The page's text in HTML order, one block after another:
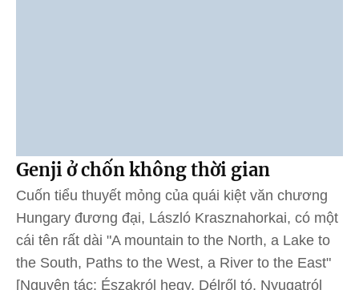
Genji ở chốn không thời gian
Cuốn tiểu thuyết mỏng của quái kiệt văn chương
Hungary đương đại, László Krasznahorkai, có một
cái tên rất dài "A mountain to the North, a Lake to
the South, Paths to the West, a River to the East"
[Nguyên tác: Északról hegy, Délről tó, Nyugatról